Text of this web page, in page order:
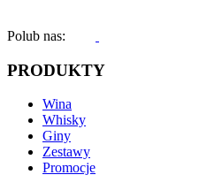
Polub nas:
PRODUKTY
Wina
Whisky
Giny
Zestawy
Promocje